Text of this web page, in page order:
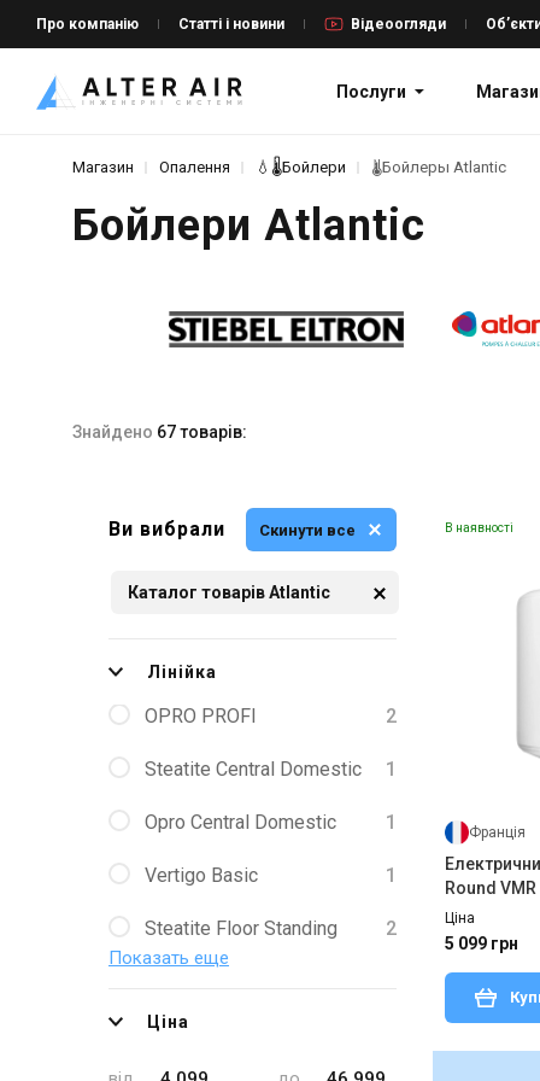
Про компанію Статті і новини Відеоогляди
Послуги
Магазин Опалення 💧🌡️Бойлери 🌡Бойлеры Atlantic
Бойлери Atlantic
Знайдено 67 товарів:
Ви вибрали Скинути все
Каталог товарів Atlantic
Лінійка
OPRO PROFI 2
Steatite Central Domestic 1
Opro Central Domestic 1
Vertigo Basic 1
Steatite Floor Standing 2
O'Pro Turbo
Показать еще
Ціна
В наявності
Франція
Round
Ціна
5 099 грн